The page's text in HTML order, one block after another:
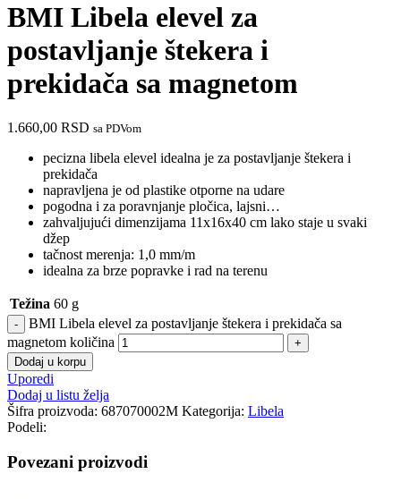
BMI Libela elevel za
postavljanje štekera i
prekidača sa magnetom
1.660,00 RSD sa PDVom
pecizna libela elevel idealna je za postavljanje štekera i
prekidača
napravljena je od plastike otporne na udare
pogodna i za poravnjanje pločica, lajsni…
zahvaljujući dimenzijama 11x16x40 cm lako staje u svaki
džep
tačnost merenja: 1,0 mm/m
idealna za brze popravke i rad na terenu
Težina 60 g
BMI Libela elevel za postavljanje štekera i prekidača sa
magnetom količina
Dodaj u korpu
Uporedi
Dodaj u listu želja
Šifra proizvoda: 687070002M Kategorija: Libela
Podeli:
Povezani proizvodi